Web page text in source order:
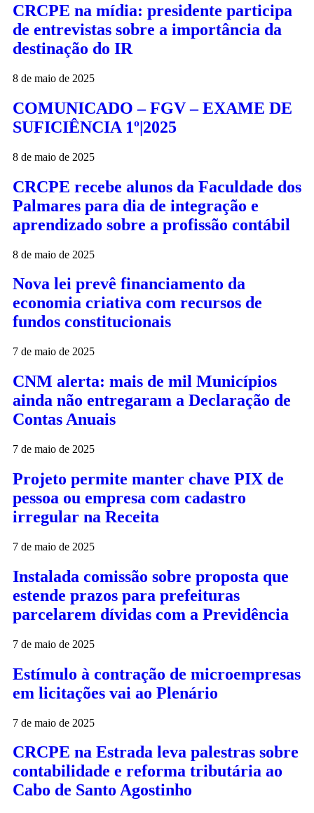
CRCPE na mídia: presidente participa
de entrevistas sobre a importância da
destinação do IR
8 de maio de 2025
COMUNICADO – FGV – EXAME DE
SUFICIÊNCIA 1º|2025
8 de maio de 2025
CRCPE recebe alunos da Faculdade dos
Palmares para dia de integração e
aprendizado sobre a profissão contábil
8 de maio de 2025
Nova lei prevê financiamento da
economia criativa com recursos de
fundos constitucionais
7 de maio de 2025
CNM alerta: mais de mil Municípios
ainda não entregaram a Declaração de
Contas Anuais
7 de maio de 2025
Projeto permite manter chave PIX de
pessoa ou empresa com cadastro
irregular na Receita
7 de maio de 2025
Instalada comissão sobre proposta que
estende prazos para prefeituras
parcelarem dívidas com a Previdência
7 de maio de 2025
Estímulo à contração de microempresas
em licitações vai ao Plenário
7 de maio de 2025
CRCPE na Estrada leva palestras sobre
contabilidade e reforma tributária ao
Cabo de Santo Agostinho